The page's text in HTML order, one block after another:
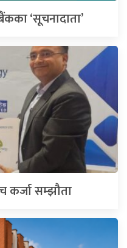
‘सूचनादाता’
कर्जा सम्झौता